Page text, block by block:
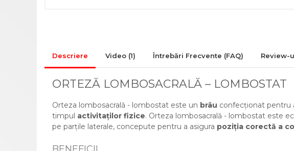
IGIENA SI INGRIJIRE
GIMNASTICA MEDICALA
INALTATOR WC
MINGI RECUPERARE
Descriere Video (1) Întrebări Frecvente (FAQ) Review-
ORTEZĂ LOMBOSACRALĂ – LOMBOSTAT
Orteza lombosacrală - lombostat este un brâu confecționat pentru
timpul activitaților fizice. Orteza lombosacrală - lombostat este
pe parțile laterale, concepute pentru a asigura poziția corectă a